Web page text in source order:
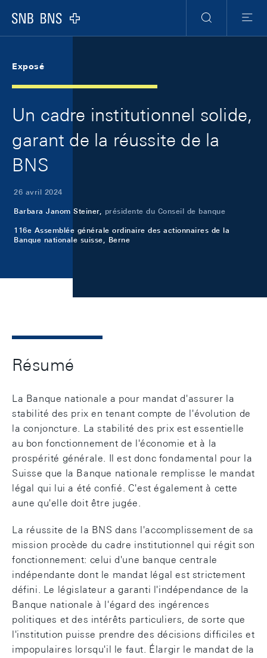
Logo
RechercheMenu
Exposé
Un cadre institutionnel solide,
garant de la réussite de la
BNS
26 avril 2024
Barbara Janom Steiner, présidente du Conseil de banque
116e Assemblée générale ordinaire des actionnaires de la
Banque nationale suisse, Berne
Résumé
La Banque nationale a pour mandat d'assurer la
stabilité des prix en tenant compte de l'évolution de
la conjoncture. La stabilité des prix est essentielle
au bon fonctionnement de l'économie et à la
prospérité générale. Il est donc fondamental pour la
Suisse que la Banque nationale remplisse le mandat
légal qui lui a été confié. C'est également à cette
aune qu'elle doit être jugée.
La réussite de la BNS dans l'accomplissement de sa
mission procède du cadre institutionnel qui régit son
fonctionnement: celui d'une banque centrale
indépendante dont le mandat légal est strictement
défini. Le législateur a garanti l'indépendance de la
Banque nationale à l'égard des ingérences
politiques et des intérêts particuliers, de sorte que
l'institution puisse prendre des décisions difficiles et
impopulaires lorsqu'il le faut. Élargir le mandat de la